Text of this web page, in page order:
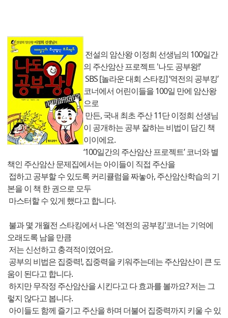
전설의 암산왕 이정희 선생님의 100일간
의 주산암산 프로젝트 '나도 공부왕!'
SBS [놀라운 대회 스타킹] ‘역전의 공부킹’
코너에서 어린이들을 100일 만에 암산왕
으로
만든, 국내 최초 주산 11단 이정희 선생님
이 공개하는 공부 잘하는 비법이 담긴 책
이이에요.
‘100일간의 주산암산 프로젝트’ 코너와 별
책인 주산암산 문제집에서는 아이들이 직접 주산을
접하고 공부할 수 있도록 커리큘럼을 짜놓아, 주산암산학습의 기
본을 이 책 한 권으로 모두
마스터할 수 있게 했다고 합니다.
불과 몇 개월전 스타킹에서 나온 '역전의 공부킹'코너는 기억에
오래도록 남을 만큼
저는 신선하고 충격적이였어요.
공부의 비법은 집중력!, 집중력을 키워주는데는 주산암산이 큰 도
움이 된다고 합니다.
하지만 무작정 주산암산을 시킨다고 다 효과를 볼까요? 저는 그
렇지 않다고 봅니다.
아이들도 함께 즐기고 주산을 하며 더불어 집중력까지 키울 수 있